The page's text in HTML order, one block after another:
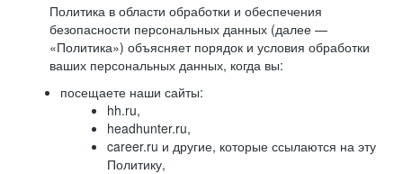
Политика в области обработки и обеспечения
безопасности персональных данных (далее —
«Политика») объясняет порядок и условия обработки
ваших персональных данных, когда вы:
посещаете наши сайты:
hh.ru,
headhunter.ru,
career.ru и другие, которые ссылаются на эту
Политику,